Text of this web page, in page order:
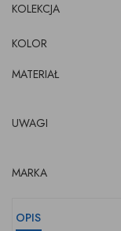
KOLEKCJA
KOLOR
MATERIAŁ
UWAGI
MARKA
OPIS